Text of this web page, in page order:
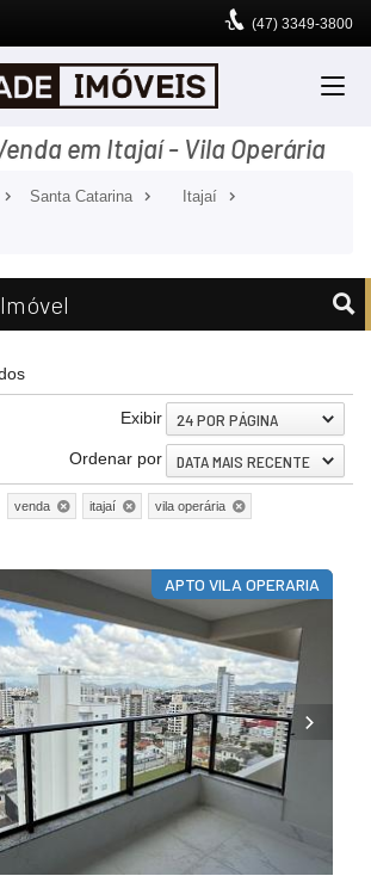
(47) 3349-3800
em Itajaí - Vila Operária
Santa Catarina
Itajaí
Exibir 24 POR PÁGINA
Ordenar por DATA MAIS RECENTE
venda itajaí
vila operária
APTO VILA OPERARIA